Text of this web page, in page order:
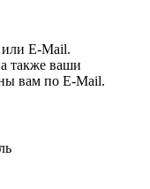
или E-Mail.
также ваши
вам по E-Mail.